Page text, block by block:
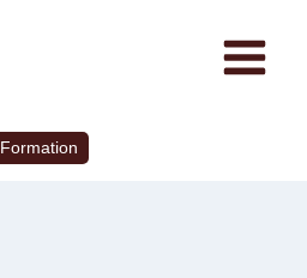
Formation